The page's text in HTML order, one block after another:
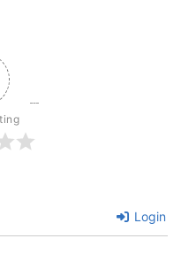
Login